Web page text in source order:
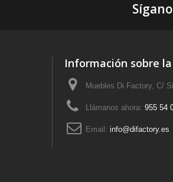
Información sobre
Muebles Di Factory, C/
Llámanos ahora: 955 54
Email: info@difactory.es